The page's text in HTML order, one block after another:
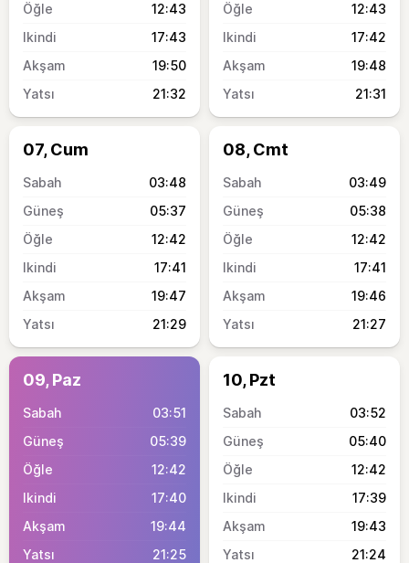
12:43
17:43
19:50
21:32
12:43
17:42
19:48
21:31
07, Cum
03:48
05:37
12:42
17:41
19:47
21:29
08, Cmt
03:49
05:38
12:42
17:41
19:46
21:27
09, Paz
03:51
05:39
12:42
17:40
19:44
21:25
10, Pzt
03:52
05:40
12:42
17:39
19:43
21:24